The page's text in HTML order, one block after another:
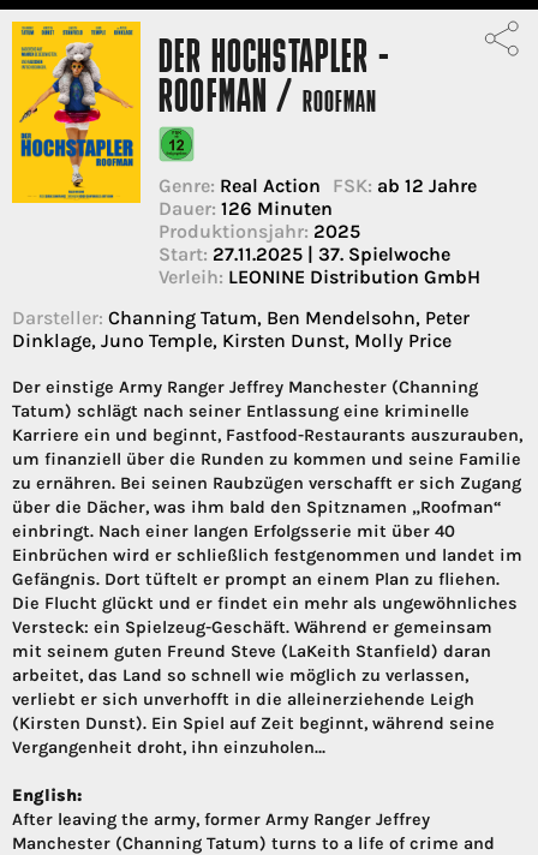
DER HOCHSTAPLER -
ROOFMAN / ROOFMAN
Genre: Real Action FSK: ab 12 Jahre
Dauer: 126 Minuten
Produktionsjahr: 2025
Start: 27.11.2025 | 37. Spielwoche
Verleih: LEONINE Distribution GmbH
Darsteller: Channing Tatum, Ben Mendelsohn, Peter
Dinklage, Juno Temple, Kirsten Dunst, Molly Price
Der einstige Army Ranger Jeffrey Manchester (Channing
Tatum) schlägt nach seiner Entlassung eine kriminelle
Karriere ein und beginnt, Fastfood-Restaurants auszurauben,
um finanziell über die Runden zu kommen und seine Familie
zu ernähren. Bei seinen Raubzügen verschafft er sich Zugang
über die Dächer, was ihm bald den Spitznamen „Roofman“
einbringt. Nach einer langen Erfolgsserie mit über 40
Einbrüchen wird er schließlich festgenommen und landet im
Gefängnis. Dort tüftelt er prompt an einem Plan zu fliehen.
Die Flucht glückt und er findet ein mehr als ungewöhnliches
Versteck: ein Spielzeug-Geschäft. Während er gemeinsam
mit seinem guten Freund Steve (LaKeith Stanfield) daran
arbeitet, das Land so schnell wie möglich zu verlassen,
verliebt er sich unverhofft in die alleinerziehende Leigh
(Kirsten Dunst). Ein Spiel auf Zeit beginnt, während seine
Vergangenheit droht, ihn einzuholen…
English:
After leaving the army, former Army Ranger Jeffrey
Manchester (Channing Tatum) turns to a life of crime and